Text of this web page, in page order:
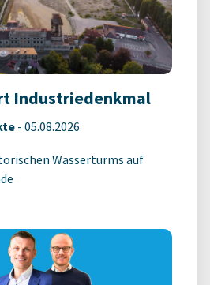
Industriedenkmal
- 05.08.2026
Wasserturms auf